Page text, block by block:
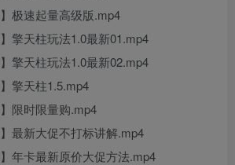
】极速起量高级版.mp4
】擎天柱玩法1.0最新01.mp4
】擎天柱玩法1.0最新02.mp4
擎天柱1.5.mp4
限时限量购.mp4
】最新大促不打标讲解.mp4
】年卡最新原价大促方法.mp4